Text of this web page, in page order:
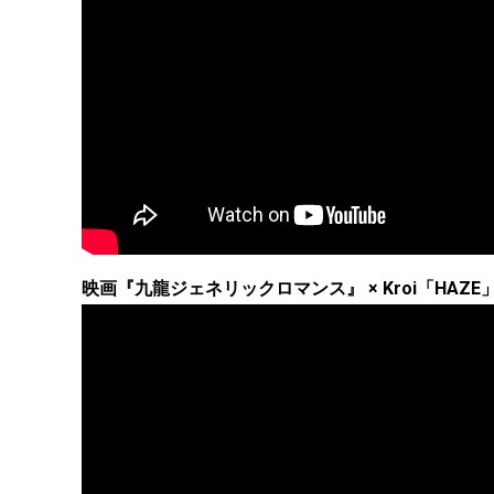
映画『九龍ジェネリックロマンス』 × Kroi「HAZE